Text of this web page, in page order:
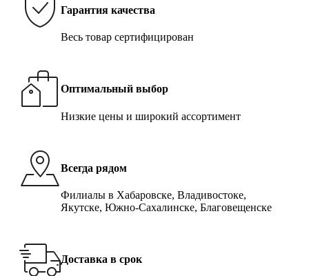
Гарантия качества
Весь товар сертифицирован
Оптимальный выбор
Низкие цены и широкий ассортимент
Всегда рядом
Филиалы в Хабаровске, Владивостоке,
Якутске, Южно-Сахалинске, Благовещенске
Доставка в срок